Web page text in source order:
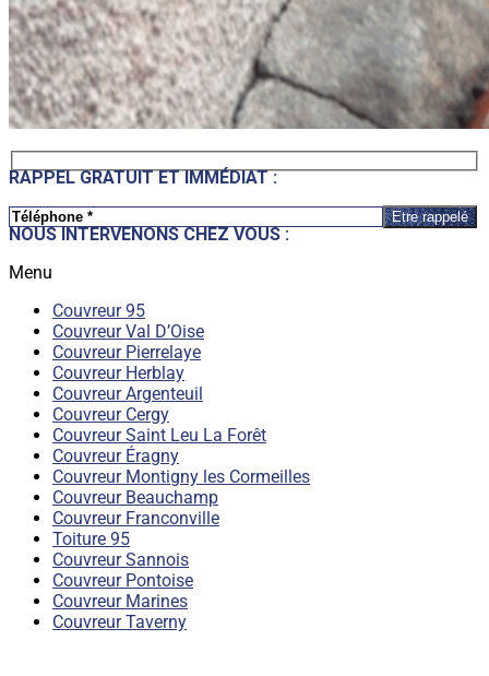
RAPPEL GRATUIT ET IMMÉDIAT :
NOUS INTERVENONS CHEZ VOUS :
Menu
Couvreur 95
Couvreur Val D’Oise
Couvreur Pierrelaye
Couvreur Herblay
Couvreur Argenteuil
Couvreur Cergy
Couvreur Saint Leu La Forêt
Couvreur Éragny
Couvreur Montigny les Cormeilles
Couvreur Beauchamp
Couvreur Franconville
Toiture 95
Couvreur Sannois
Couvreur Pontoise
Couvreur Marines
Couvreur Taverny